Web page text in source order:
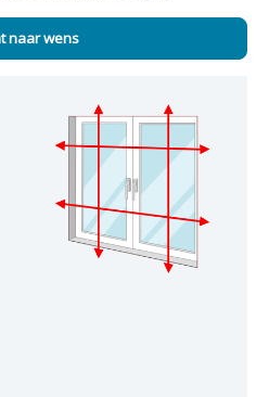
naar wens